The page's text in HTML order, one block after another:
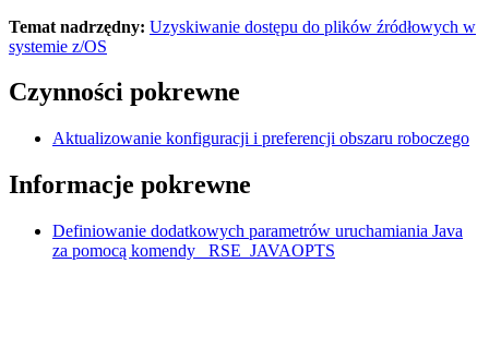
Temat nadrzędny: Uzyskiwanie dostępu do plików źródłowych w
systemie z/OS
Czynności pokrewne
Aktualizowanie konfiguracji i preferencji obszaru roboczego
Informacje pokrewne
Definiowanie dodatkowych parametrów uruchamiania Java
za pomocą komendy _RSE_JAVAOPTS